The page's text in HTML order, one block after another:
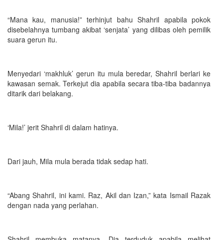
“Mana kau, manusia!” terhinjut bahu Shahril apabila pokok
disebelahnya tumbang akibat ‘senjata’ yang dilibas oleh pemilik
suara gerun itu.
Menyedari ‘makhluk’ gerun itu mula beredar, Shahril berlari ke
kawasan semak. Terkejut dia apabila secara tiba-tiba badannya
ditarik dari belakang.
‘Mila!’ jerit Shahril di dalam hatinya.
Dari jauh, Mila mula berada tidak sedap hati.
“Abang Shahril, ini kami. Raz, Akil dan Izan,” kata Ismail Razak
dengan nada yang perlahan.